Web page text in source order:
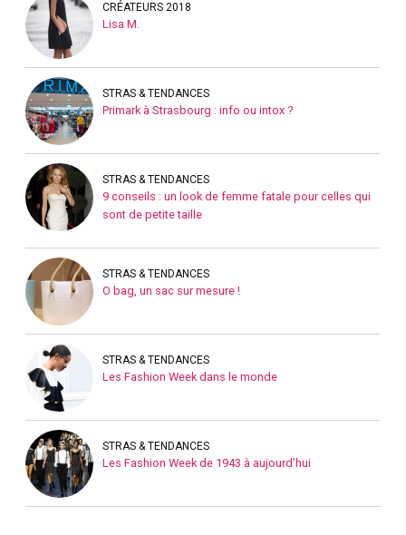
CRÉATEURS 2018
Lisa M.
STRAS & TENDANCES
Primark à Strasbourg : info ou intox ?
STRAS & TENDANCES
9 conseils : un look de femme fatale pour celles qui
sont de petite taille
STRAS & TENDANCES
O bag, un sac sur mesure !
STRAS & TENDANCES
Les Fashion Week dans le monde
STRAS & TENDANCES
Les Fashion Week de 1943 à aujourd’hui